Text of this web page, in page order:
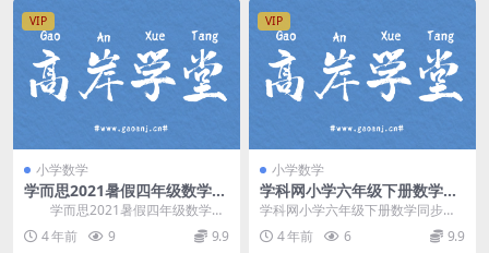
VIP
小学数学
学而思2021暑假四年级数学创
新班王睿（完结）百度网盘分
享
学而思2021暑假四年级数学创
新班王睿，完结版百度网盘分享小
学数学课程21....
4 年前 9 9.9
VIP
小学数学
学科网小学六年级下册数学同
步课人教新课标（916M高清
视频）百度网盘分享
学科网小学六年级下册数学同步课
人教新课标，百度网盘小学数学课
程916M高清视频。...
4 年前 6 9.9